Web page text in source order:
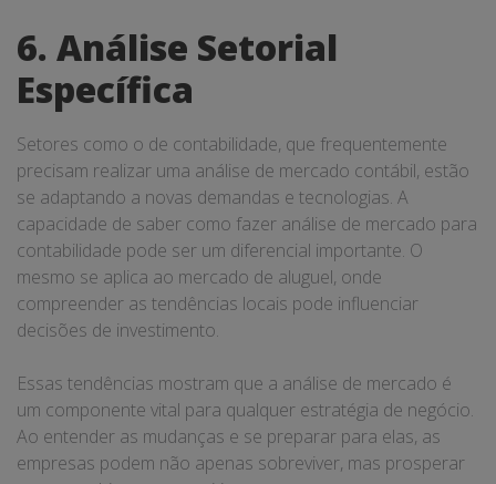
6. Análise Setorial
Específica
Setores como o de contabilidade, que frequentemente
precisam realizar uma análise de mercado contábil, estão
se adaptando a novas demandas e tecnologias. A
capacidade de saber como fazer análise de mercado para
contabilidade pode ser um diferencial importante. O
mesmo se aplica ao mercado de aluguel, onde
compreender as tendências locais pode influenciar
decisões de investimento.
Essas tendências mostram que a análise de mercado é
um componente vital para qualquer estratégia de negócio.
Ao entender as mudanças e se preparar para elas, as
empresas podem não apenas sobreviver, mas prosperar